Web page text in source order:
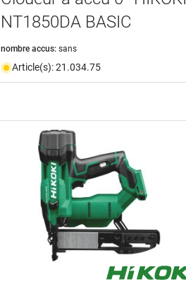
NT1850DA BASIC
nombre accus: sans
Article(s): 21.034.75